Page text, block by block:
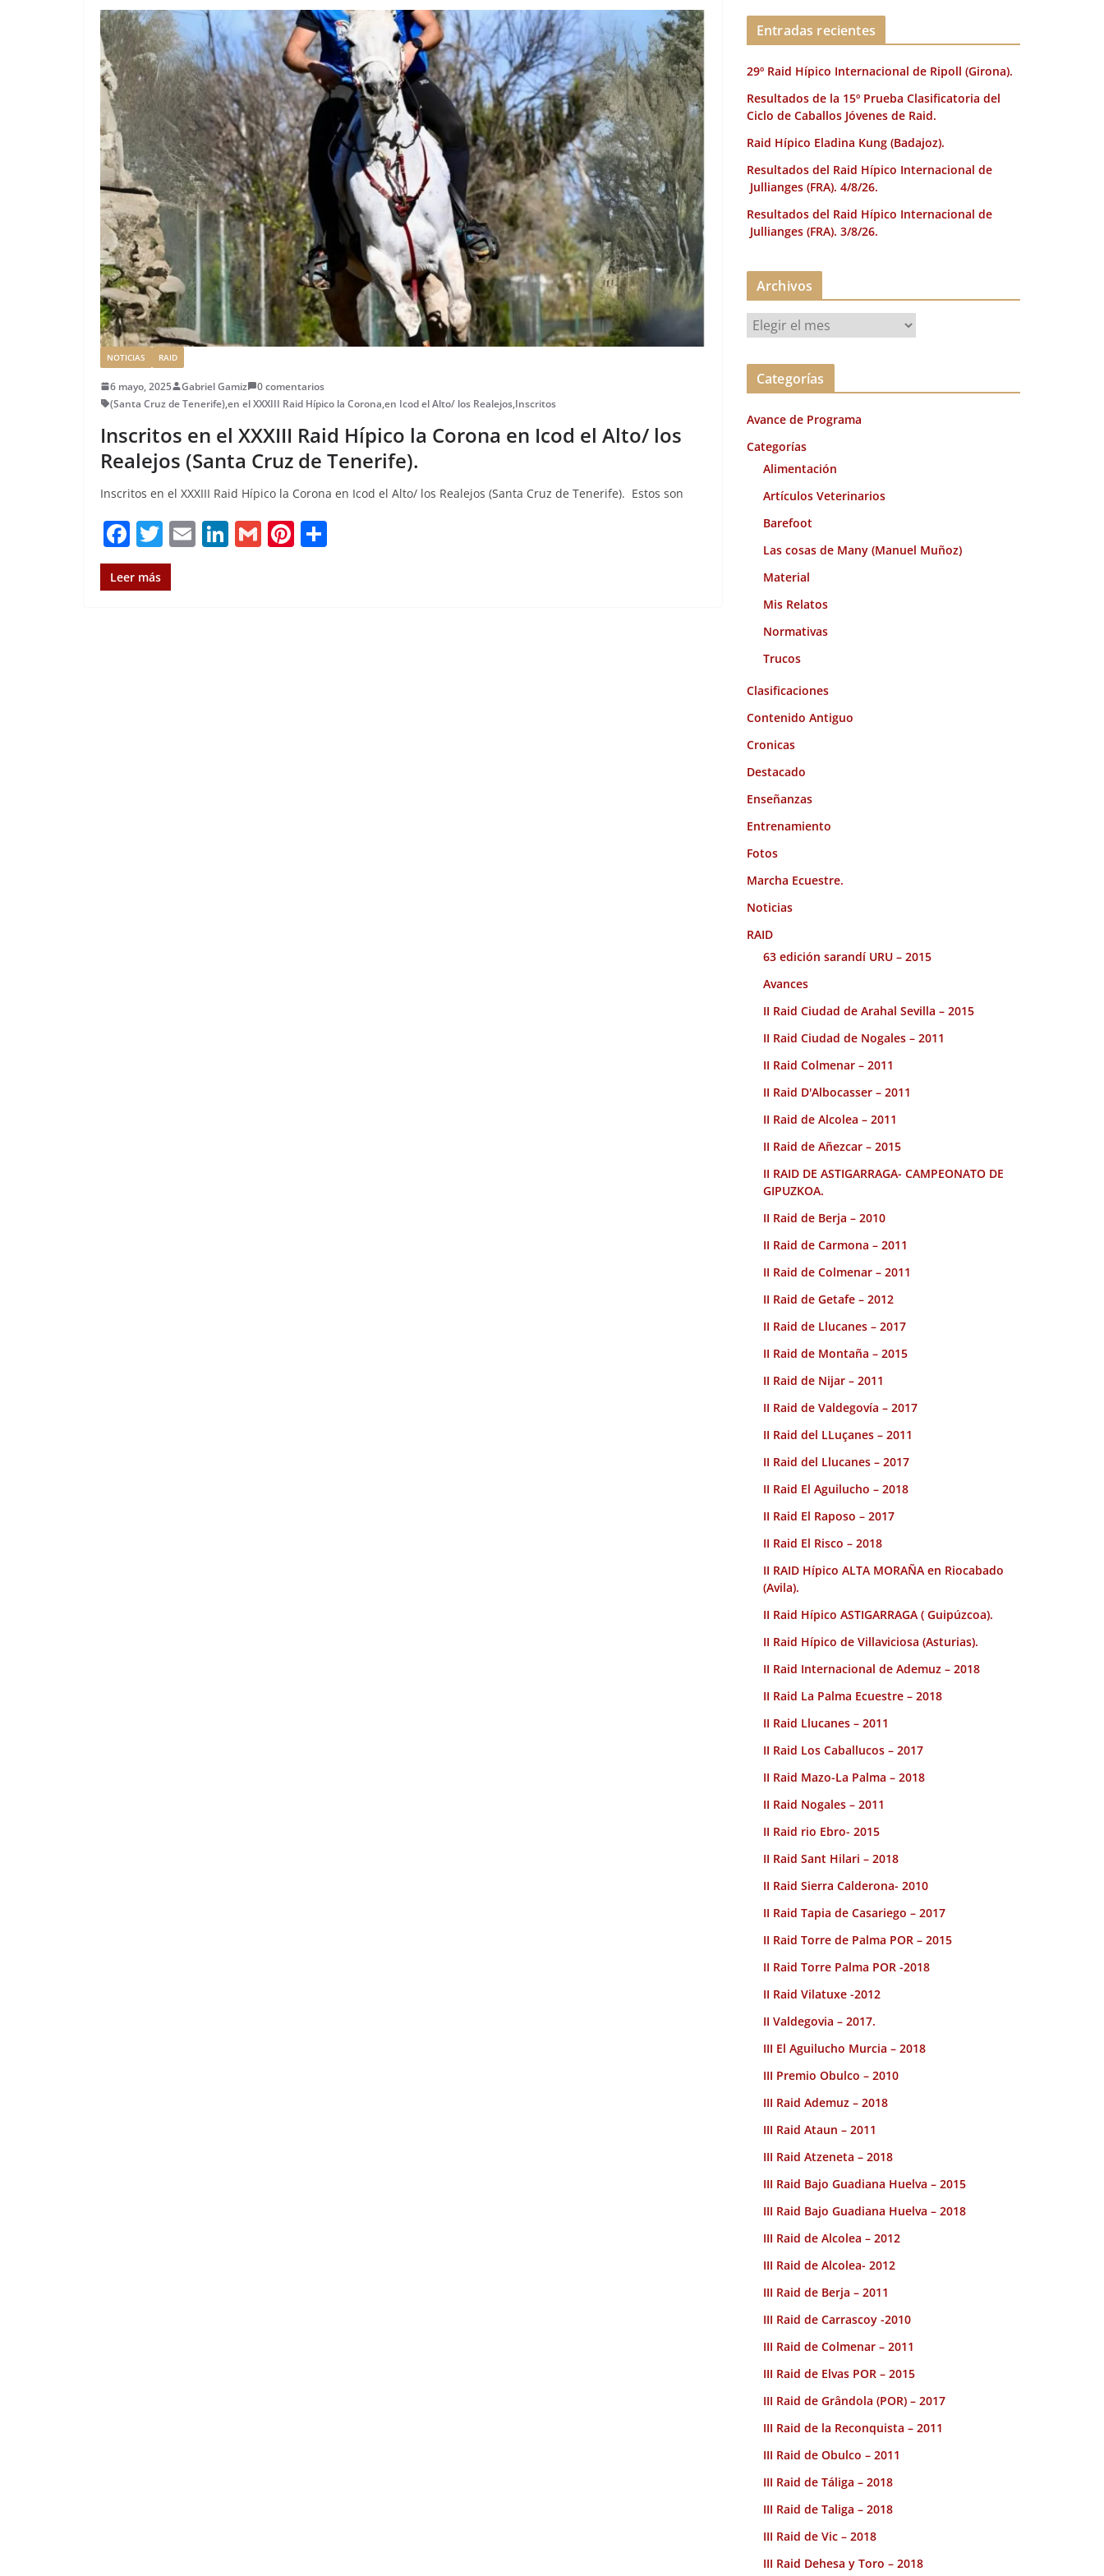
NOTICIAS RAID
6 mayo, 2025 Gabriel Gamiz
0 comentarios
(Santa Cruz de Tenerife),en el XXXIII Raid Hípico la Corona,en Icod el Alto/ los Realejos,Inscritos
Inscritos en el XXXIII Raid Hípico la Corona en Icod el Alto/ los
Realejos (Santa Cruz de Tenerife).
Inscritos en el XXXIII Raid Hípico la Corona en Icod el Alto/ los Realejos (Santa Cruz de Tenerife). Estos son
F
a
c
T
w
it
E Li G Pi
Leer más
Entradas recientes
29º Raid Hípico Internacional de Ripoll (Girona).
Resultados de la 15º Prueba Clasificatoria del
Ciclo de Caballos Jóvenes de Raid.
Raid Hípico Eladina Kung (Badajoz).
Resultados del Raid Hípico Internacional de
Jullianges (FRA). 4/8/26.
Resultados del Raid Hípico Internacional de
Jullianges (FRA). 3/8/26.
Archivos
r
c
v
o
Categorías
Avance de Programa
Categorías
Alimentación
Artículos Veterinarios
Barefoot
Las cosas de Many (Manuel Muñoz)
Material
Mis Relatos
Normativas
Trucos
Clasificaciones
Contenido Antiguo
Cronicas
Destacado
Enseñanzas
Entrenamiento
Fotos
Marcha Ecuestre.
Noticias
RAID
63 edición sarandí URU – 2015
Avances
II Raid Ciudad de Arahal Sevilla – 2015
II Raid Ciudad de Nogales – 2011
II Raid Colmenar – 2011
II Raid D'Albocasser – 2011
II Raid de Alcolea – 2011
II Raid de Añezcar – 2015
II RAID DE ASTIGARRAGA- CAMPEONATO DE
GIPUZKOA.
II Raid de Berja – 2010
II Raid de Carmona – 2011
II Raid de Colmenar – 2011
II Raid de Getafe – 2012
II Raid de Llucanes – 2017
II Raid de Montaña – 2015
II Raid de Nijar – 2011
II Raid de Valdegovía – 2017
II Raid del LLuçanes – 2011
II Raid del Llucanes – 2017
II Raid El Aguilucho – 2018
II Raid El Raposo – 2017
II Raid El Risco – 2018
II RAID Hípico ALTA MORAÑA en Riocabado
(Avila).
II Raid Hípico ASTIGARRAGA ( Guipúzcoa).
II Raid Hípico de Villaviciosa (Asturias).
II Raid Internacional de Ademuz – 2018
II Raid La Palma Ecuestre – 2018
II Raid Llucanes – 2011
II Raid Los Caballucos – 2017
II Raid Mazo-La Palma – 2018
II Raid Nogales – 2011
II Raid rio Ebro- 2015
II Raid Sant Hilari – 2018
II Raid Sierra Calderona- 2010
II Raid Tapia de Casariego – 2017
II Raid Torre de Palma POR – 2015
II Raid Torre Palma POR -2018
II Raid Vilatuxe -2012
II Valdegovia – 2017.
III El Aguilucho Murcia – 2018
III Premio Obulco – 2010
III Raid Ademuz – 2018
III Raid Ataun – 2011
III Raid Atzeneta – 2018
III Raid Bajo Guadiana Huelva – 2015
III Raid Bajo Guadiana Huelva – 2018
III Raid de Alcolea – 2012
III Raid de Alcolea- 2012
III Raid de Berja – 2011
III Raid de Carrascoy -2010
III Raid de Colmenar – 2011
III Raid de Elvas POR – 2015
III Raid de Grândola (POR) – 2017
III Raid de la Reconquista – 2011
III Raid de Obulco – 2011
III Raid de Táliga – 2018
III Raid de Taliga – 2018
III Raid de Vic – 2018
III Raid Dehesa y Toro – 2018